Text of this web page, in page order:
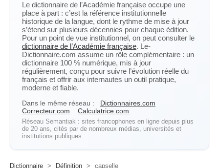
Le dictionnaire de l’Académie française occupe une
place à part : c’est la référence institutionnelle
historique de la langue, dont le rythme de mise à jour
s’étend sur plusieurs décennies pour chaque édition.
Pour un point de vue institutionnel, on peut consulter le
dictionnaire de l’Académie française. Le-
Dictionnaire.com assume un rôle complémentaire : un
dictionnaire 100 % numérique, mis à jour
régulièrement, conçu pour suivre l’évolution réelle du
français et offrir aux internautes un outil pratique,
moderne et fiable.
Dans le même réseau :
Dictionnaires.com
Correcteur.com
Calculatrice.com
Réseau Semantiak : sites francophones en ligne depuis plus
de 20 ans, cités par de nombreux médias, universités et
institutions publiques.
Dictionnaire > Définition > capselle